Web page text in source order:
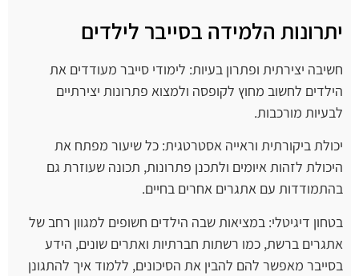
יתרונות הלמידה בסייבר לילדים
חשיבה יצירתית ופתרון בעיות: לימודי סייבר מעודדים את
הילדים לחשוב מחוץ לקופסה ולמצוא פתרונות יצירתיים
לבעיות מורכבות.
יכולת ביקורתית וראייה אסטרטגית: כל שיעור מפתח את
היכולת לזהות איומים ולתכנן פתרונות, תכונה שעוזרת גם
בהתמודדות עם אתגרים אחרים בחיים.
בטחון דיגיטלי: במציאות שבה הילדים חשופים למגוון רחב של
אתגרים ברשת, כמו רשתות חברתיות ואתרים שונים, הידע
בסייבר מאפשר להם להבין את הסיכונים, ללמוד איך להתגונן